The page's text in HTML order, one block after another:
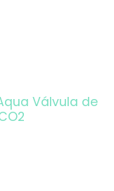
Válvula de